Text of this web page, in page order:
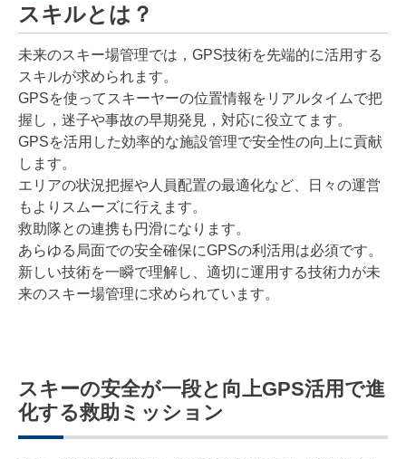
スキルとは？
未来のスキー場管理では，GPS技術を先端的に活用する
スキルが求められます。
GPSを使ってスキーヤーの位置情報をリアルタイムで把
握し，迷子や事故の早期発見，対応に役立てます。
GPSを活用した効率的な施設管理で安全性の向上に貢献
します。
エリアの状況把握や人員配置の最適化など、日々の運営
もよりスムーズに行えます。
救助隊との連携も円滑になります。
あらゆる局面での安全確保にGPSの利活用は必須です。
新しい技術を一瞬で理解し、適切に運用する技術力が未
来のスキー場管理に求められています。
スキーの安全が一段と向上GPS活用で進
化する救助ミッション